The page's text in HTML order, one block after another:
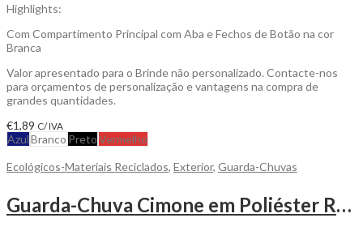
Highlights:
Com Compartimento Principal com Aba e Fechos de Botão na cor
Branca
Valor apresentado para o Brinde não personalizado. Contacte-nos
para orçamentos de personalização e vantagens na compra de
grandes quantidades.
€1,89 C/ IVA
AzulBranco PretoVermelho
Ecológicos-Materiais Reciclados, Exterior, Guarda-Chuvas
Guarda-Chuva Cimone em Poliéster Reciclado Rpet 190T Ponge para Personalizar